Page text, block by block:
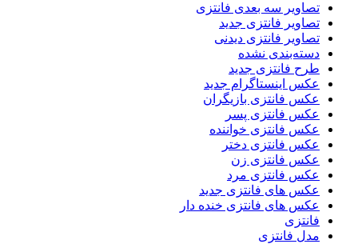
تصاویر سه بعدی فانتزی
تصاویر فانتزی جدید
تصاویر فانتزی دیدنی
دسته‌بندی نشده
طرح فانتزی جدید
عکس اینستاگرام جدید
عکس فانتزی بازیگران
عکس فانتزی پسر
عکس فانتزی خواننده
عکس فانتزی دختر
عکس فانتزی زن
عکس فانتزی مرد
عکس های فانتزی جدید
عکس های فانتزی خنده دار
فانتزی
مدل فانتزی